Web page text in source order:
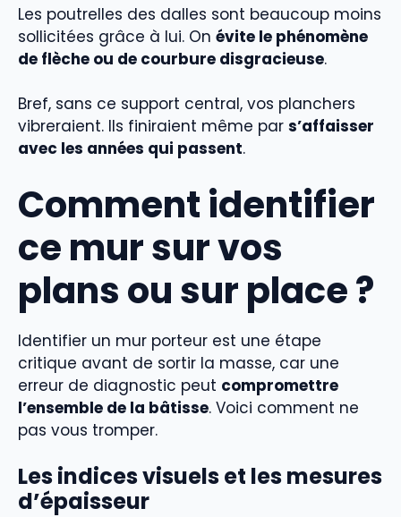
Les poutrelles des dalles sont beaucoup moins
sollicitées grâce à lui. On évite le phénomène
de flèche ou de courbure disgracieuse.
Bref, sans ce support central, vos planchers
vibreraient. Ils finiraient même par s’affaisser
avec les années qui passent.
Comment identifier
ce mur sur vos
plans ou sur place ?
Identifier un mur porteur est une étape
critique avant de sortir la masse, car une
erreur de diagnostic peut compromettre
l’ensemble de la bâtisse. Voici comment ne
pas vous tromper.
Les indices visuels et les mesures
d’épaisseur